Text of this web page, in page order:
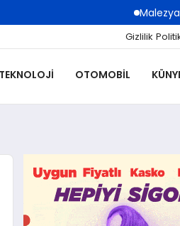
Malezyalı Sigorta
Gizlilik
OTOMOBIL